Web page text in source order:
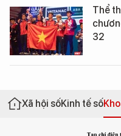
Thể
32
Xã hội sốKinh tế số